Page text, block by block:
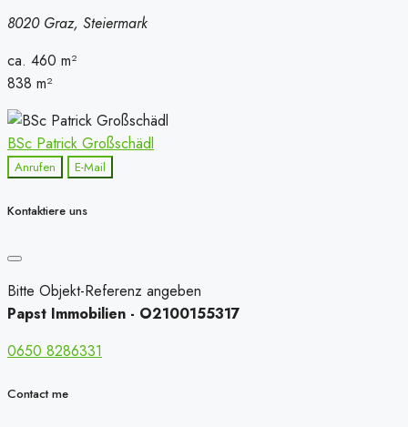
8020 Graz, Steiermark
ca. 460 m²
838 m²
BSc Patrick Großschädl
Anrufen E-Mail
Kontaktiere uns
Bitte Objekt-Referenz angeben
Papst Immobilien - O2100155317
0650 8286331
Contact me